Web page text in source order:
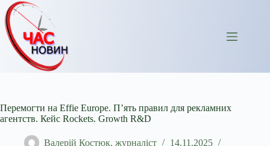
Перейти
до
вмісту
Перемогти на Effie Europe. П’ять правил для рекламних
агентств. Кейс Rockets. Growth R&D
Валерій Костюк, журналіст
14.11.2025